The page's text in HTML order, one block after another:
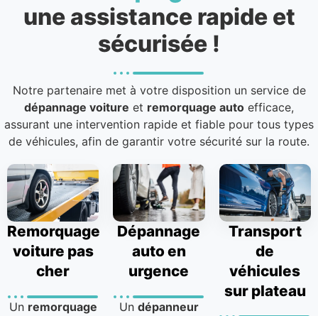
une assistance rapide et
sécurisée !
Notre partenaire met à votre disposition un service de
dépannage voiture et remorquage auto efficace,
assurant une intervention rapide et fiable pour tous types
de véhicules, afin de garantir votre sécurité sur la route.
Remorquage
voiture pas
cher
Un remorquage
Dépannage
auto en
urgence
Un dépanneur
Transport
de
véhicules
sur plateau